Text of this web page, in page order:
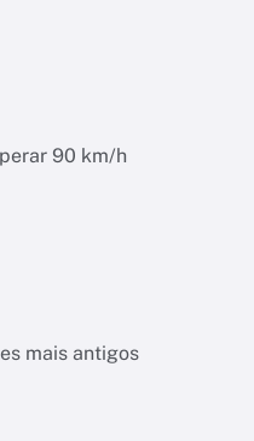
90 km/h
mais antigos